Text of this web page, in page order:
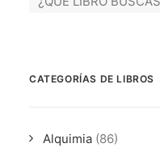
CATEGORÍAS DE LIBROS
Alquimia (86)